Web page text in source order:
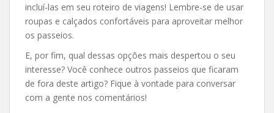
incluí-las em seu roteiro de viagens! Lembre-se de usar
roupas e calçados confortáveis para aproveitar melhor
os passeios.
E, por fim, qual dessas opções mais despertou o seu
interesse? Você conhece outros passeios que ficaram
de fora deste artigo? Fique à vontade para conversar
com a gente nos comentários!